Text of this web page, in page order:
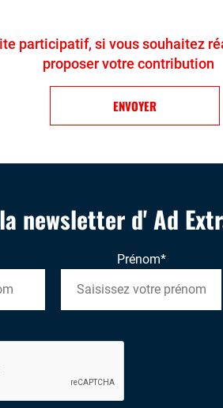
participatif, si vous souhaitez
proposer votre contribution
ENVOYER
newsletter d' Ad
Prénom*